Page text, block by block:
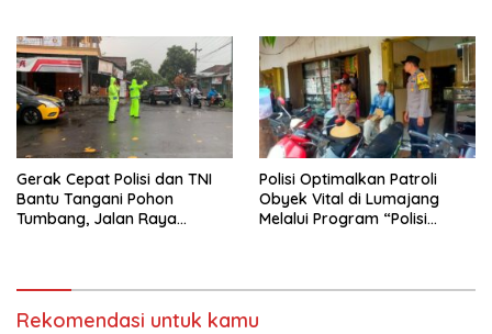
Gerak Cepat Polisi dan TNI
Bantu Tangani Pohon
Tumbang, Jalan Raya
Polisi Optimalkan Patroli
Obyek Vital di Lumajang
Melalui Program “Polisi
Rekomendasi untuk kamu